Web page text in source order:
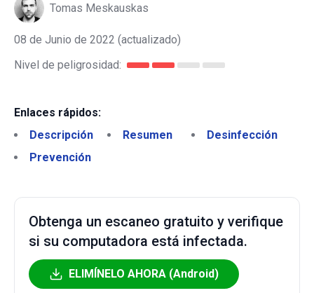
Tomas Meskauskas
08 de Junio de 2022 (actualizado)
Nivel de peligrosidad:
Enlaces rápidos:
Descripción
Resumen
Desinfección
Prevención
Obtenga un escaneo gratuito y verifique
si su computadora está infectada.
ELIMÍNELO AHORA (Android)